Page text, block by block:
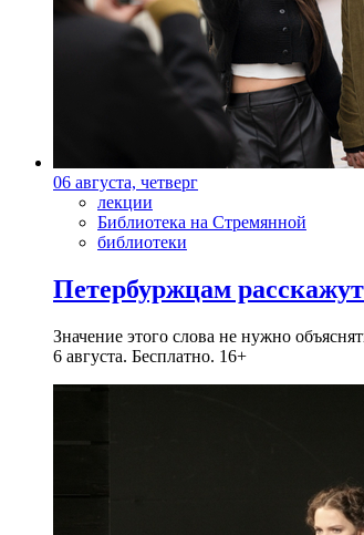
06 августа, четверг
лекции
Библиотека на Стремянной
библиотеки
Петербуржцам
Значение этого слова не нужно
6 августа. Бесплатно. 16+